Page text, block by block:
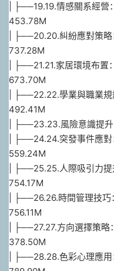
| ├──19.19.情感關系經
453.78M
| ├──20.20.糾紛應對策
737.28M
| ├──21.21.家居環境布
673.70M
| ├──22.22.學業與職業
492.41M
| ├──23.23.風險意識提
| ├──24.24.突發事件應
559.24M
| ├──25.25.人際吸引力
754.17M
| ├──26.26.時間管理技
756.11M
| ├──27.27.方向選擇策
378.50M
| ├──28.28.色彩心理應